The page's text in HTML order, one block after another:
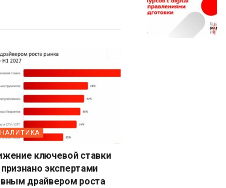
ключевой ставки
экспертами
драйвером роста